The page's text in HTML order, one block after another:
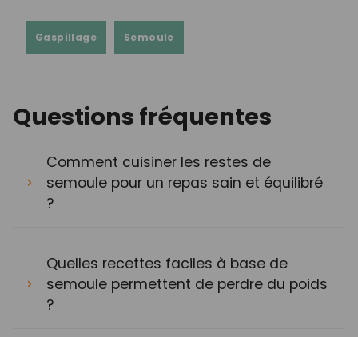
Gaspillage Semoule
Questions fréquentes
Comment cuisiner les restes de
semoule pour un repas sain et équilibré
?
Quelles recettes faciles à base de
semoule permettent de perdre du poids
?